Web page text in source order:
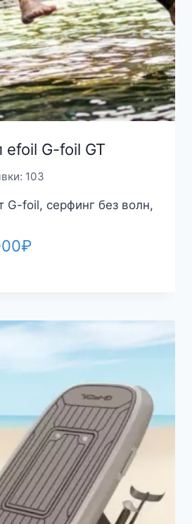
G-foil GT
103
G-foil, серфинг без волн,
₽